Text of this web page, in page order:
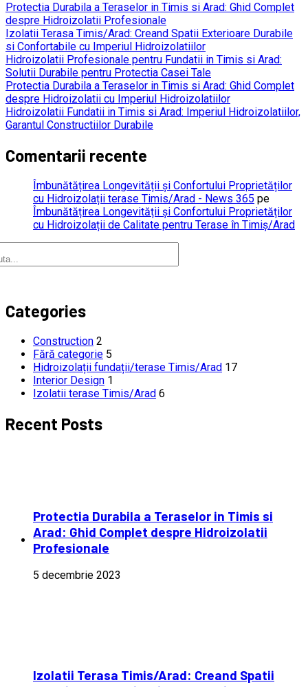
Protectia Durabila a Teraselor in Timis si Arad: Ghid Complet
despre Hidroizolatii Profesionale
Izolatii Terasa Timis/Arad: Creand Spatii Exterioare Durabile
si Confortabile cu Imperiul Hidroizolatiilor
Hidroizolatii Profesionale pentru Fundatii in Timis si Arad:
Solutii Durabile pentru Protectia Casei Tale
Protectia Durabila a Teraselor in Timis si Arad: Ghid Complet
despre Hidroizolatii cu Imperiul Hidroizolatiilor
Hidroizolatii Fundatii in Timis si Arad: Imperiul Hidroizolatiilor,
Garantul Constructiilor Durabile
Comentarii recente
Îmbunătățirea Longevității și Confortului Proprietăților
cu Hidroizolații terase Timis/Arad - News 365 pe
Îmbunătățirea Longevității și Confortului Proprietăților
cu Hidroizolații de Calitate pentru Terase în Timiș/Arad
Categories
Construction 2
Fără categorie 5
Hidroizolații fundații/terase Timis/Arad 17
Interior Design 1
Izolatii terase Timis/Arad 6
Recent Posts
Protectia Durabila a Teraselor in Timis si
Arad: Ghid Complet despre Hidroizolatii
Profesionale
5 decembrie 2023
Izolatii Terasa Timis/Arad: Creand Spatii